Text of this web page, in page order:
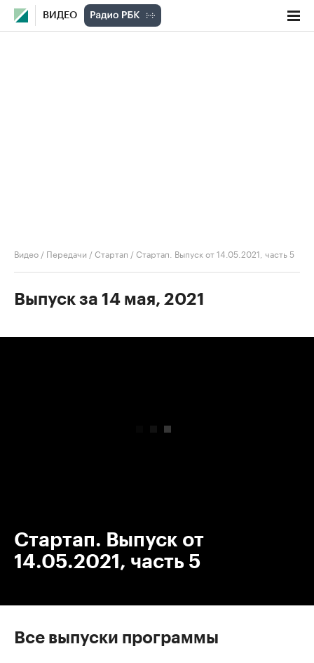
ВИДЕО
Видео / Передачи /Стартап /Стартап. Выпуск от 14.05.2021, часть 5
Выпуск за 14 мая, 2021
Стартап. Выпуск от
14.05.2021, часть 5
Все выпуски программы